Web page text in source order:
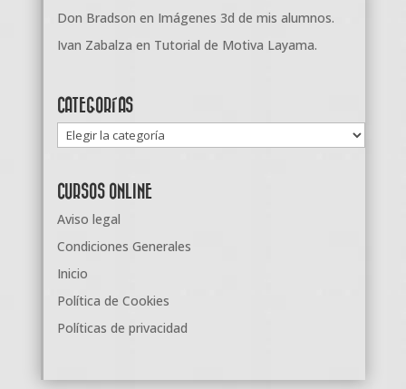
Don Bradson en Imágenes 3d de mis alumnos.
Ivan Zabalza en Tutorial de Motiva Layama.
CATEGORÍAS
Categorías
CURSOS ONLINE
Aviso legal
Condiciones Generales
Inicio
Política de Cookies
Políticas de privacidad